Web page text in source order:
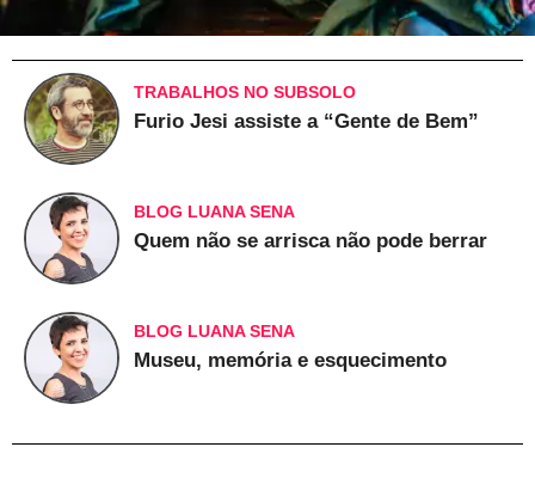
TRABALHOS NO SUBSOLO
Furio Jesi assiste a “Gente de Bem”
BLOG LUANA SENA
Quem não se arrisca não pode berrar
BLOG LUANA SENA
Museu, memória e esquecimento